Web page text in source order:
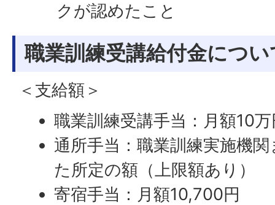
クが認めたこと
職業訓練受講給付金につい
＜支給額＞
職業訓練受講手当：月額10
通所手当：職業訓練実施機
た所定の額（上限額あり）
寄宿手当：月額10,700円